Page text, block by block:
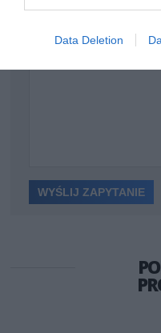
Data Deletion
Wiadomość